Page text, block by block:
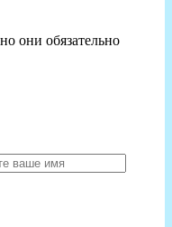
они обязательно